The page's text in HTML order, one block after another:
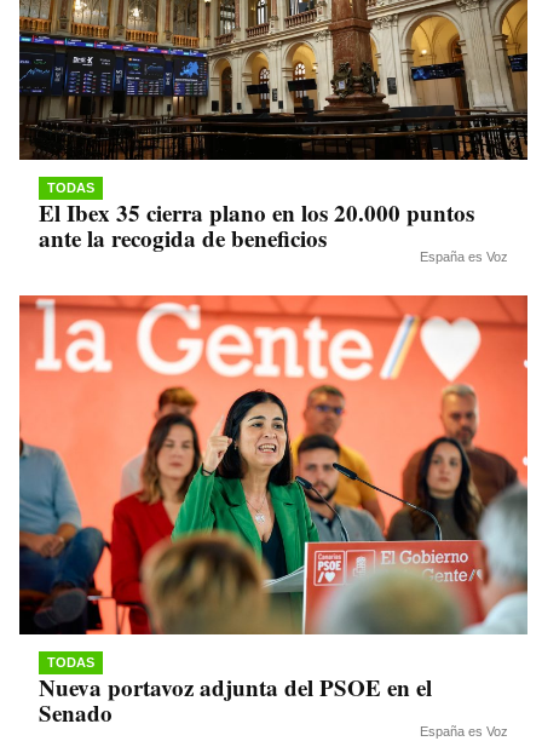
TODAS
El Ibex 35 cierra plano en los 20.000 puntos
ante la recogida de beneficios
España es Voz
TODAS
Nueva portavoz adjunta del PSOE en el
Senado
España es Voz